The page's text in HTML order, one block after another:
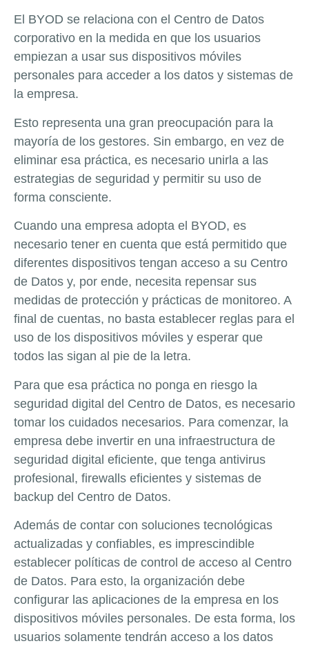
El BYOD se relaciona con el Centro de Datos
corporativo en la medida en que los usuarios
empiezan a usar sus dispositivos móviles
personales para acceder a los datos y sistemas de
la empresa.
Esto representa una gran preocupación para la
mayoría de los gestores. Sin embargo, en vez de
eliminar esa práctica, es necesario unirla a las
estrategias de seguridad y permitir su uso de
forma consciente.
Cuando una empresa adopta el BYOD, es
necesario tener en cuenta que está permitido que
diferentes dispositivos tengan acceso a su Centro
de Datos y, por ende, necesita repensar sus
medidas de protección y prácticas de monitoreo. A
final de cuentas, no basta establecer reglas para el
uso de los dispositivos móviles y esperar que
todos las sigan al pie de la letra.
Para que esa práctica no ponga en riesgo la
seguridad digital del Centro de Datos, es necesario
tomar los cuidados necesarios. Para comenzar, la
empresa debe invertir en una infraestructura de
seguridad digital eficiente, que tenga antivirus
profesional, firewalls eficientes y sistemas de
backup del Centro de Datos.
Además de contar con soluciones tecnológicas
actualizadas y confiables, es imprescindible
establecer políticas de control de acceso al Centro
de Datos. Para esto, la organización debe
configurar las aplicaciones de la empresa en los
dispositivos móviles personales. De esta forma, los
usuarios solamente tendrán acceso a los datos